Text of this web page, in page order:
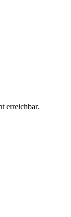
erreichbar.